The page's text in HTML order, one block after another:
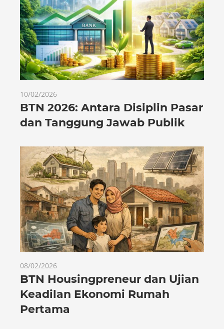
10/02/2026
BTN 2026: Antara Disiplin Pasar
dan Tanggung Jawab Publik
08/02/2026
BTN Housingpreneur dan Ujian
Keadilan Ekonomi Rumah
Pertama